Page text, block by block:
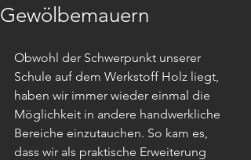
Gewölbemauern
Obwohl der Schwerpunkt unserer
Schule auf dem Werkstoff Holz liegt,
haben wir immer wieder einmal die
Möglichkeit in andere handwerkliche
Bereiche einzutauchen. So kam es,
dass wir als praktische Erweiterung